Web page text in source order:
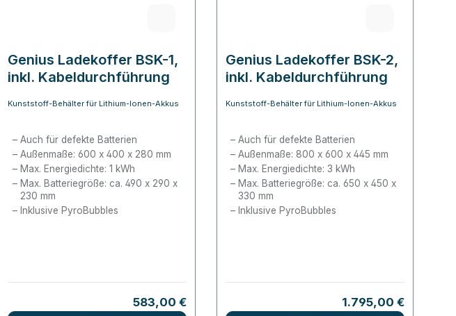
Genius Ladekoffer BSK-1,
inkl. Kabeldurchführung
Kunststoff-Behälter für Lithium-Ionen-Akkus
Auch für defekte Batterien
Außenmaße: 600 x 400 x 280 mm
Max. Energiedichte: 1 kWh
Max. Batteriegröße: ca. 490 x 290 x
230 mm
Inklusive PyroBubbles
Regulärer Preis:
583,00 €
Genius Ladekoffer BSK-2,
inkl. Kabeldurchführung
Kunststoff-Behälter für Lithium-Ionen-Akkus
Auch für defekte Batterien
Außenmaße: 800 x 600 x 445 mm
Max. Energiedichte: 3 kWh
Max. Batteriegröße: ca. 650 x 450 x
330 mm
Inklusive PyroBubbles
Regulärer Preis:
1.795,00 €